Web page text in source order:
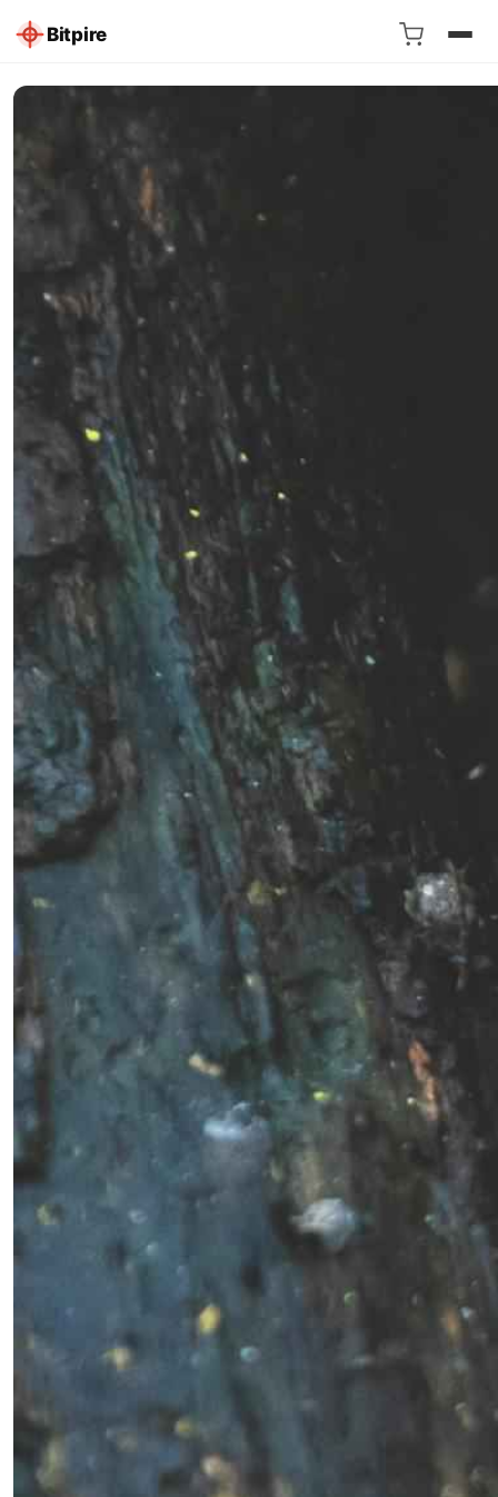
Bitpire